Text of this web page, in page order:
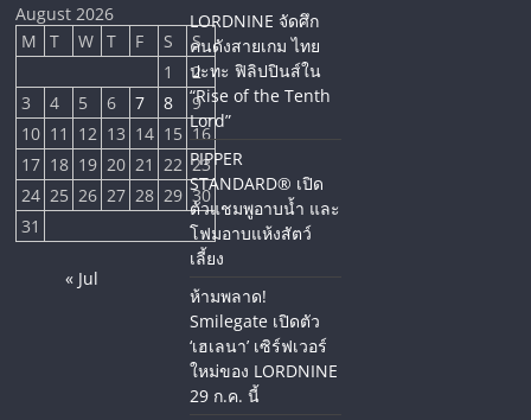
August 2026
M
T W T F S
S
1
2
3
4 5 6 7 8
9
10 11 12 13 14 15 16
17 18 19 20 21 22 23
24 25 26 27 28 29 30
31
« Jul
LORDNINE จัดศึก
คนดังสายเกม ไทย
ปะทะ ฟิลิปปินส์ใน
“Rise of the Tenth
Lord”
PIPPER
STANDARD® เปิด
ตัวแชมพูอาบน้ำ และ
โฟมอาบแห้งสัตว์
เลี้ยง
ห้ามพลาด!
Smilegate เปิดตัว
‘เฮเลนา’ เซิร์ฟเวอร์
ใหม่ของ LORDNINE
29 ก.ค. นี้